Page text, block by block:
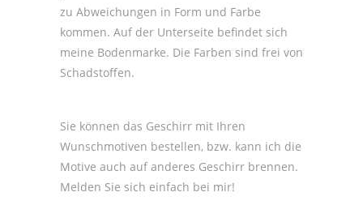
zu Abweichungen in Form und Farbe
kommen. Auf der Unterseite befindet sich
meine Bodenmarke. Die Farben sind frei von
Schadstoffen.
Sie können das Geschirr mit Ihren
Wunschmotiven bestellen, bzw. kann ich die
Motive auch auf anderes Geschirr brennen.
Melden Sie sich einfach bei mir!